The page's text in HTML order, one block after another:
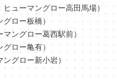
ヒューマングロー高田馬場）
ロー板橋）
マングロー葛西駅前）
ロー亀有）
グロー新小岩）